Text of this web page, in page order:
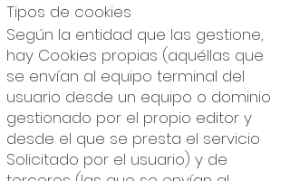
Tipos de cookies
Según la entidad que las gestione,
hay Cookies propias (aquéllas que
se envían al equipo terminal del
usuario desde un equipo o dominio
gestionado por el propio editor y
desde el que se presta el servicio
Solicitado por el usuario) y de